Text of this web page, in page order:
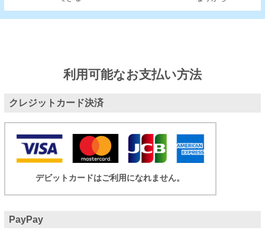
利用可能なお支払い方法
クレジットカード決済
デビットカードはご利用になれません。
PayPay